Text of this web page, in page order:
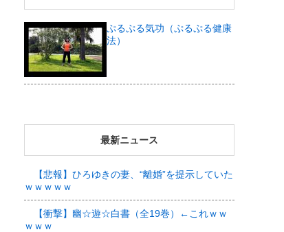
ぷるぷる気功（ぷるぷる健康
法）
最新ニュース
【悲報】ひろゆきの妻、“離婚”を提示していた
ｗｗｗｗｗ
【衝撃】幽☆遊☆白書（全19巻）←これｗｗ
ｗｗｗ